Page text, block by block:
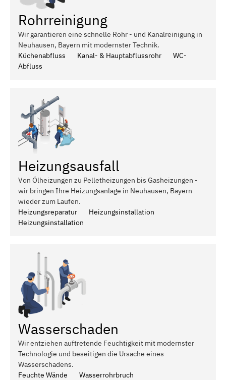
Rohrreinigung
Wir garantieren eine schnelle Rohr - und Kanalreinigung in
Neuhausen, Bayern mit modernster Technik.
Küchenabfluss
Kanal- & Hauptabflussrohr
WC-
Abfluss
Heizungsausfall
Von Ölheizungen zu Pelletheizungen bis Gasheizungen -
wir bringen Ihre Heizungsanlage in Neuhausen, Bayern
wieder zum Laufen.
Heizungsreparatur
Heizungsinstallation
Heizungsinstallation
Wasserschaden
Wir entziehen auftretende Feuchtigkeit mit modernster
Technologie und beseitigen die Ursache eines
Wasserschadens.
Feuchte Wände
Wasserrohrbruch